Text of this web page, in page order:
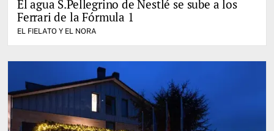
El agua S.Pellegrino de Nestlé se sube a los
Ferrari de la Fórmula 1
EL FIELATO Y EL NORA